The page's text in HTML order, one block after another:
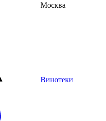
Москва
Винотеки